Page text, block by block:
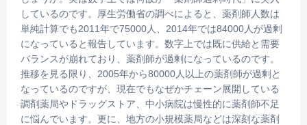
しているのです。厚生労働省の調べによると、薬剤師人数は
単純計算でも2011年で75000人、2014年では84000人が過剰
になっていると報告しています。数字上では既に供給と需要
バランスが崩れており、薬剤師が過剰になっているのです。
推移を見る限り、2005年から80000人以上の薬剤師が過剰と
なっているのですが、現在でもなぜかチェーン展開している
調剤薬局やドラッグストア、中小病院は慢性的に薬剤師不足
に悩んでいます。更に、地方の小規模薬局などは深刻な薬剤